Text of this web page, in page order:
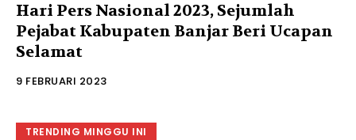
Hari Pers Nasional 2023, Sejumlah
Pejabat Kabupaten Banjar Beri Ucapan
Selamat
9 FEBRUARI 2023
TRENDING MINGGU INI